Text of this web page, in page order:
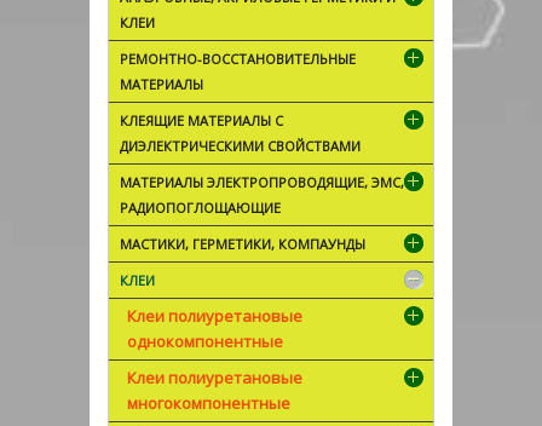
КЛЕИ
РЕМОНТНО-ВОССТАНОВИТЕЛЬНЫЕ
МАТЕРИАЛЫ
КЛЕЯЩИЕ МАТЕРИАЛЫ С
ДИЭЛЕКТРИЧЕСКИМИ СВОЙСТВАМИ
МАТЕРИАЛЫ ЭЛЕКТРОПРОВОДЯЩИЕ, ЭМС,
РАДИОПОГЛОЩАЮЩИЕ
МАСТИКИ, ГЕРМЕТИКИ, КОМПАУНДЫ
КЛЕИ
Клеи полиуретановые
однокомпонентные
Клеи полиуретановые
многокомпонентные